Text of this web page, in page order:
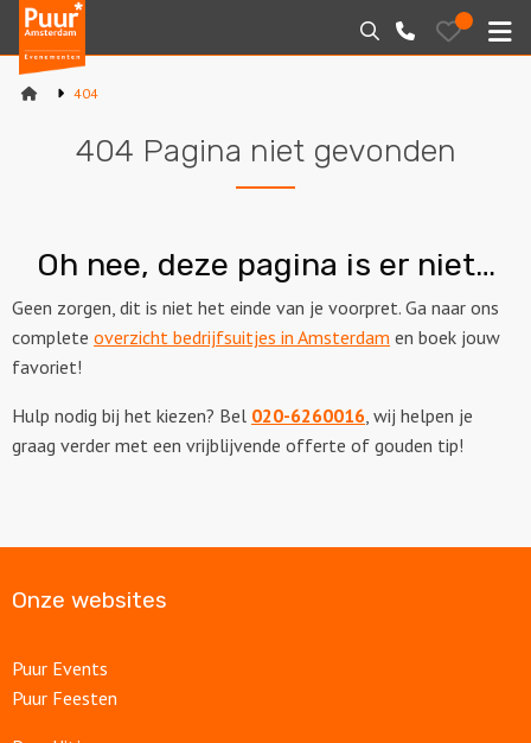
Puur*
Amsterdam
bedrijfsuitjes
Zoeken
020-
6260016
Bewaarde
uitjes
Arrangementen
Sport en spel
Workshops
Rondleidingen
404
404 Pagina niet gevonden
Oh nee, deze pagina is er niet…
Geen zorgen, dit is niet het einde van je voorpret. Ga naar ons
complete overzicht bedrijfsuitjes in Amsterdam en boek jouw
favoriet!
Hulp nodig bij het kiezen? Bel 020-6260016, wij helpen je
graag verder met een vrijblijvende offerte of gouden tip!
Onze websites
Puur Events
Puur Feesten